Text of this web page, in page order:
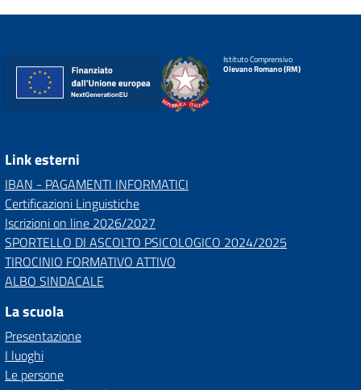
Istituto Comprensivo
Olevano Romano (RM)
Link esterni
IBAN - PAGAMENTI INFORMATICI
Certificazioni Linguistiche
Iscrizioni on line 2026/2027
SPORTELLO DI ASCOLTO PSICOLOGICO 2024/2025
TIROCINIO FORMATIVO ATTIVO
ALBO SINDACALE
La scuola
Presentazione
I luoghi
Le persone